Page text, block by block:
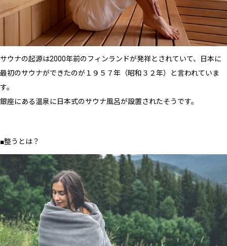
サウナの起源は2000年前のフィンランドが発祥とされていて、日本に
最初のサウナができたのが１９５７年（昭和３２年）と言われていま
す。
銀座にある温泉に日本式のサウナ風呂が設置されたそうです。
■整うとは？